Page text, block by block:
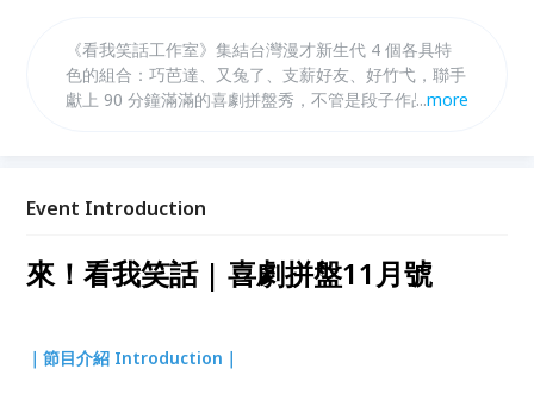
《看我笑話工作室》集結台灣漫才新生代 4 個各具特
色的組合：巧芭達、又兔了、支薪好友、好竹弋，聯手
獻上 90 分鐘滿滿的喜劇拼盤秀，不管是段子作品、短
⭐11 月號特邀組合 － 妹迪 IN TAIWAN
...more
Event Introduction
來！看我笑話 | 喜劇拼盤11月號
｜節目介紹 Introduction｜